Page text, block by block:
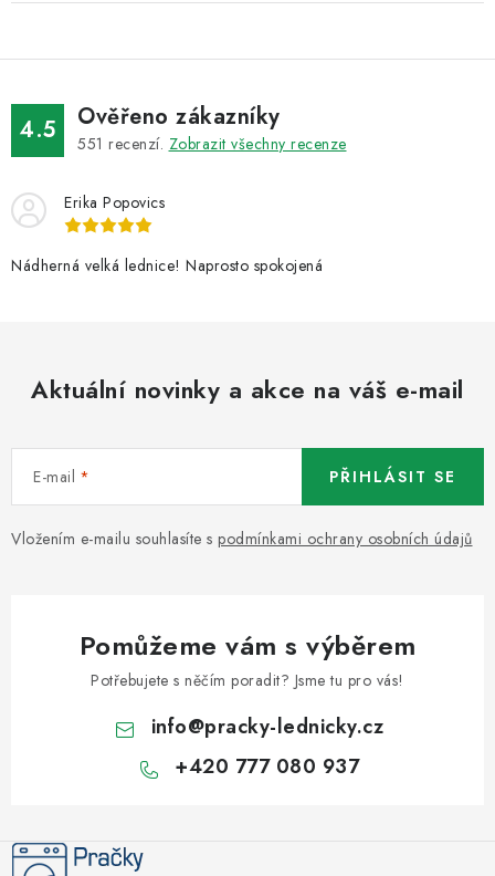
4.5 Ověřeno zákazníky
551 recenzí. Zobrazit všechny recenze
Erika Popovics
Nádherná velká lednice! Naprosto spokojená
Aktuální novinky a akce na váš e-mail
E-mail
Vložením e-mailu souhlasíte s podmínkami ochrany osobních údajů
PŘIHLÁSIT SE
Pomůžeme vám s výběrem
Potřebujete s něčím poradit? Jsme tu pro vás!
info@pracky-lednicky.cz
+420 777 080 937
á